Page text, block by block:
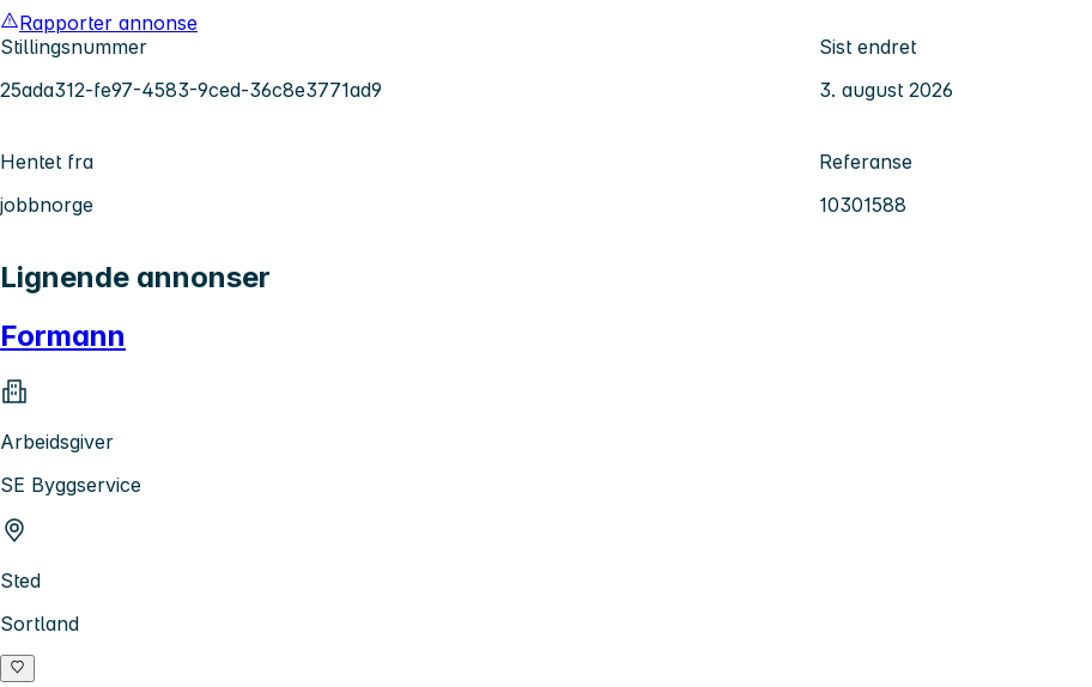
Rapporter annonse
Stillingsnummer
25ada312-fe97-4583-9ced-36c8e3771ad9
Sist endret
3. august 2026
Hentet fra
jobbnorge
Referanse
10301588
Lignende annonser
Formann
Arbeidsgiver
SE Byggservice
Sted
Sortland